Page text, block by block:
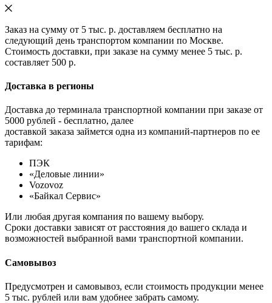
Заказ на сумму от 5 тыс. р. доставляем бесплатно на
следующий день транспортом компании по Москве.
Стоимость доставки, при заказе на сумму менее 5 тыс. р.
составляет 500 р.
Доставка в регионы
Доставка до терминала транспортной компании при заказе от
5000 рублей - бесплатно, далее
доставкой заказа займется одна из компаний-партнеров по ее
тарифам:
ПЭК
«Деловые линии»
Vozovoz
«Байкал Сервис»
Или любая другая компания по вашему выбору.
Сроки доставки зависят от расстояния до вашего склада и
возможностей выбранной вами транспортной компании.
Самовывоз
Предусмотрен и самовывоз, если стоимость продукции менее
5 тыс. рублей или вам удобнее забрать самому.